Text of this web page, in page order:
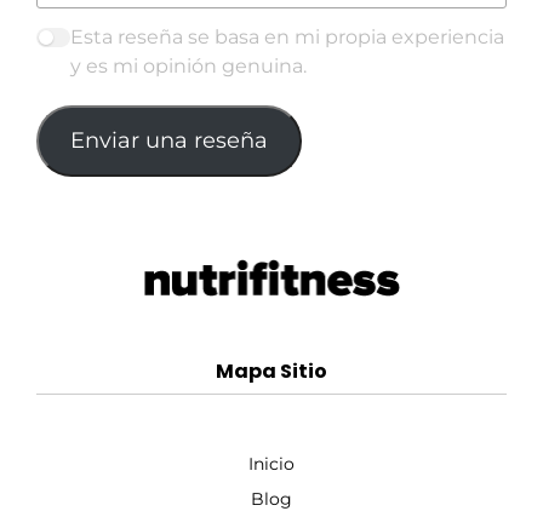
Esta reseña se basa en mi propia experiencia
y es mi opinión genuina.
Enviar una reseña
Mapa Sitio
Inicio
Blog